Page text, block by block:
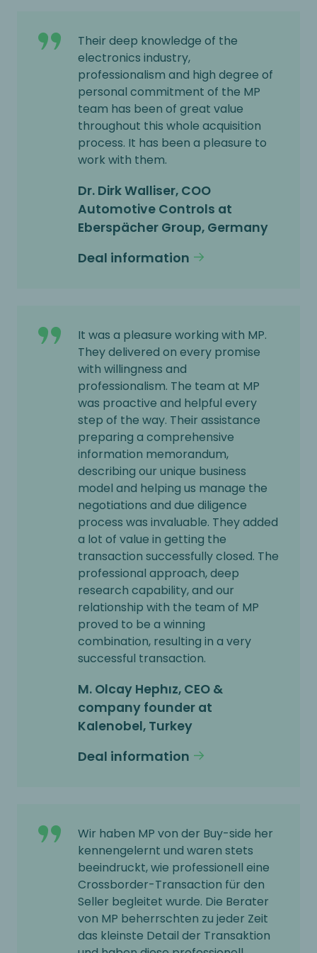
Their deep knowledge of the
electronics industry,
professionalism and high degree of
personal commitment of the MP
team has been of great value
throughout this whole acquisition
process. It has been a pleasure to
work with them.
Dr. Dirk Walliser, COO
Automotive Controls at
Eberspächer Group, Germany
Deal information
It was a pleasure working with MP.
They delivered on every promise
with willingness and
professionalism. The team at MP
was proactive and helpful every
step of the way. Their assistance
preparing a comprehensive
information memorandum,
describing our unique business
model and helping us manage the
negotiations and due diligence
process was invaluable. They added
a lot of value in getting the
transaction successfully closed. The
professional approach, deep
research capability, and our
relationship with the team of MP
proved to be a winning
combination, resulting in a very
successful transaction.
M. Olcay Hephız, CEO &
company founder at
Kalenobel, Turkey
Deal information
Wir haben MP von der Buy-side her
kennengelernt und waren stets
beeindruckt, wie professionell eine
Crossborder-Transaction für den
Seller begleitet wurde. Die Berater
von MP beherrschten zu jeder Zeit
das kleinste Detail der Transaktion